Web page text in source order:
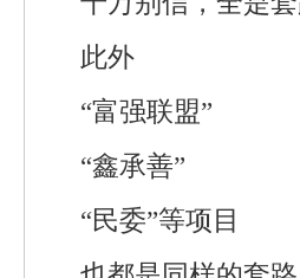
此外
“富强联盟”
“鑫承善”
“民委”等项目